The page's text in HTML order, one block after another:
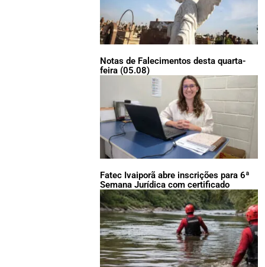
Notas de Falecimentos desta quarta-
feira (05.08)
Fatec Ivaiporã abre inscrições para 6ª
Semana Jurídica com certificado